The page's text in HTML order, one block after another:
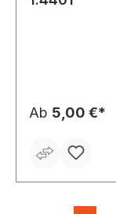
Ab 5,00 €*